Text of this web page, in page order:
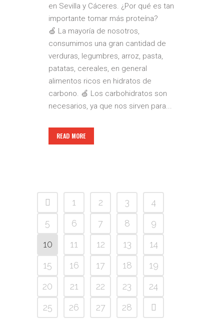
en Sevilla y Cáceres. ¿Por qué es tan
importante tomar más proteína?
🍏 La mayoría de nosotros,
consumimos una gran cantidad de
verduras, legumbres, arroz, pasta,
patatas, cereales, en general
alimentos ricos en hidratos de
carbono. 🍏 Los carbohidratos son
necesarios, ya que nos sirven para...
READ MORE
1 2 3
4
5
6 7 8
9
10
11 12 13
14
15
16 17 18
19
20
21 22 23
24
25
26 27 28